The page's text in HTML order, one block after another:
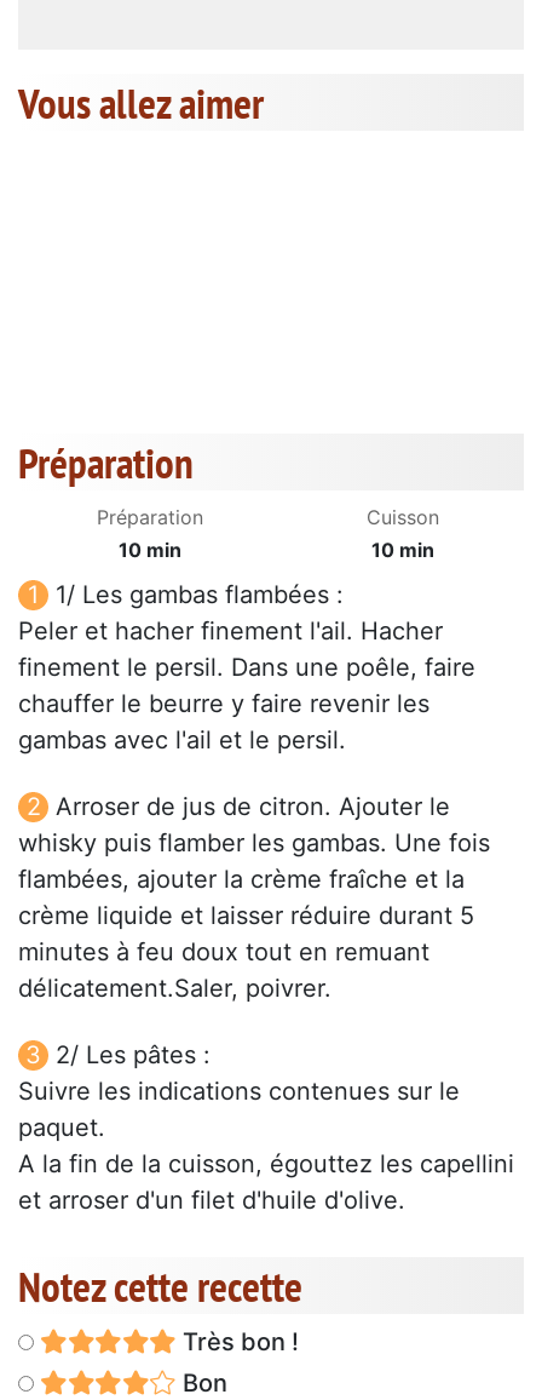
Vous allez aimer
Préparation
Préparation
10 min
Cuisson
10 min
1/ Les gambas flambées :
Peler et hacher finement l'ail. Hacher
finement le persil. Dans une poêle, faire
chauffer le beurre y faire revenir les
gambas avec l'ail et le persil.
Arroser de jus de citron. Ajouter le
whisky puis flamber les gambas. Une fois
flambées, ajouter la crème fraîche et la
crème liquide et laisser réduire durant 5
minutes à feu doux tout en remuant
délicatement.Saler, poivrer.
2/ Les pâtes :
Suivre les indications contenues sur le
paquet.
A la fin de la cuisson, égouttez les capellini
et arroser d'un filet d'huile d'olive.
Notez cette recette
Très bon !
Bon